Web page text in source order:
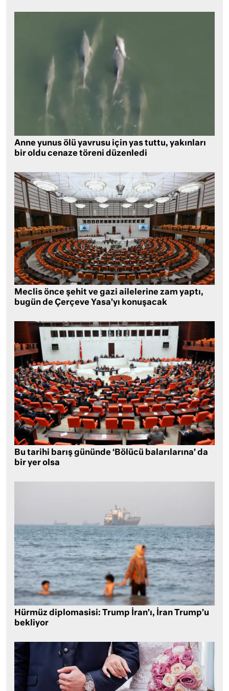
Anne yunus ölü yavrusu için yas tuttu, yakınları
bir oldu cenaze töreni düzenledi
Meclis önce şehit ve gazi ailelerine zam yaptı,
bugün de Çerçeve Yasa’yı konuşacak
Bu tarihi barış gününde ‘Bölücü balarılarına’ da
bir yer olsa
Hürmüz diplomasisi: Trump İran’ı, İran Trump’u
bekliyor